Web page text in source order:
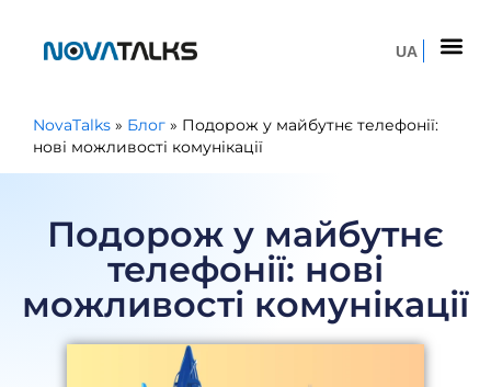
UA
NovaTalks » Блог » Подорож у майбутнє телефонії:
нові можливості комунікації
Подорож у майбутнє
телефонії: нові
можливості комунікації